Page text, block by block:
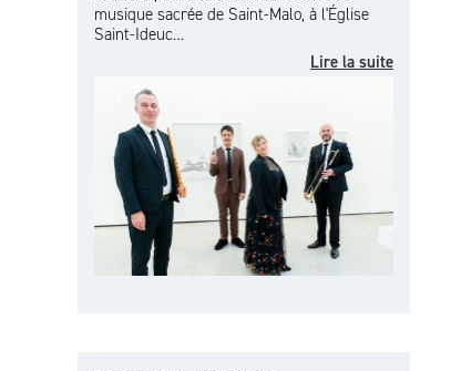
musique sacrée de Saint-Malo, à l'Église
Saint-Ideuc…
Lire la suite